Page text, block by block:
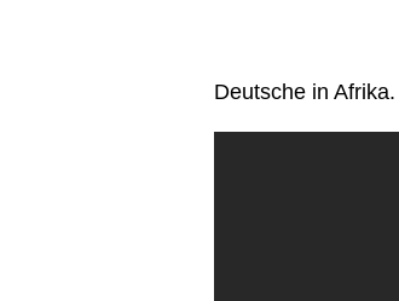
Deutsche in Afrika.